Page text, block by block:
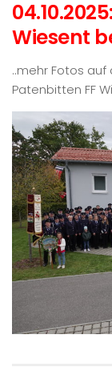
Wiesent
..mehr Fotos
Patenbitten FF